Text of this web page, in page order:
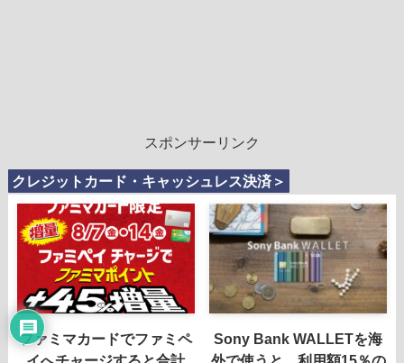
スポンサーリンク
クレジットカード・キャッシュレス決済＞
ファミマカードでファミペ
Sony Bank WALLETを海